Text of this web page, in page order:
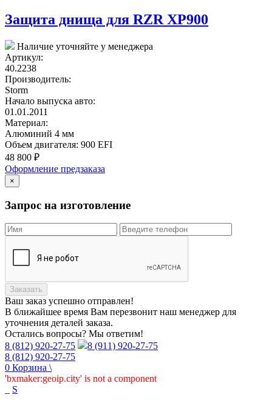
Защита днища для RZR XP900
Наличие уточняйте у менеджера
Артикул:
40.2238
Производитель:
Storm
Начало выпуска авто:
01.01.2011
Материал:
Алюминий 4 мм
Объем двигателя: 900 EFI
48 800 ₽
Оформление предзаказа
×
Запрос на изготовление
Заказать
Ваш заказ успешно отправлен!
В ближайшее время Вам перезвонит наш менеджер для
уточнения деталей заказа.
Остались вопросы? Мы ответим!
8 (812) 920-27-75
8 (911) 920-27-75
8 (812) 920-27-75
0 Корзина \
'bxmaker:geoip.city' is not a component
S